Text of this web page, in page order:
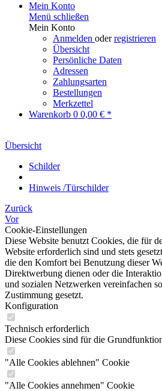
Mein Konto
Menü schließen
Mein Konto
Anmelden oderregistrieren
Übersicht
Persönliche Daten
Adressen
Zahlungsarten
Bestellungen
Merkzettel
Warenkorb 0 0,00 € *
Übersicht
Schilder
Hinweis /Türschilder
Zurück
Vor
Cookie-Einstellungen
Diese Website benutzt Cookies, die für
Website erforderlich sind und stets
die den Komfort bei Benutzung dieser
Direktwerbung dienen oder die
und sozialen Netzwerken vereinfachen
Zustimmung gesetzt.
Konfiguration
Technisch erforderlich
Diese Cookies sind für die
"Alle Cookies ablehnen" Cookie
"Alle Cookies annehmen" Cookie